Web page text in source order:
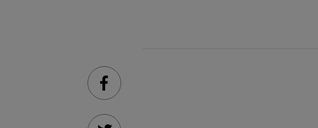
Facebook